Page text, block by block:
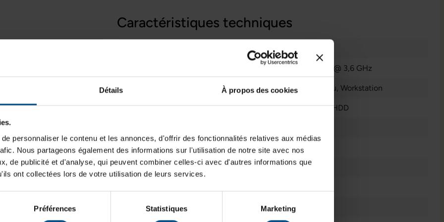
Détails À propos des cookies
personnaliser le contenu et les annonces, d'offrir des fonctionnalités relatives aux médias
Nous partageons également des informations sur l'utilisation de notre site avec nos
de publicité et d'analyse, qui peuvent combiner celles-ci avec d'autres informations que
ont collectées lors de votre utilisation de leurs services.
Préférences Statistiques Marketing
reconditionné conçu pour
élevée. Équipée d'un
d'un SSD de 500 Go
professionnelle NVIDIA
la modélisation 3D, le
RAM
Caractéristiques techniques
Bon état
Intel Xeon E-2144G @ 3,6 GHz
Type de produit: Ordinateur de bureau, Workstation
Stockage de données: 500 GB SSD + 1 TB HDD
Carte graphique: Quadro P2000
Typologie: Tour
Cœurs de processeur: 4